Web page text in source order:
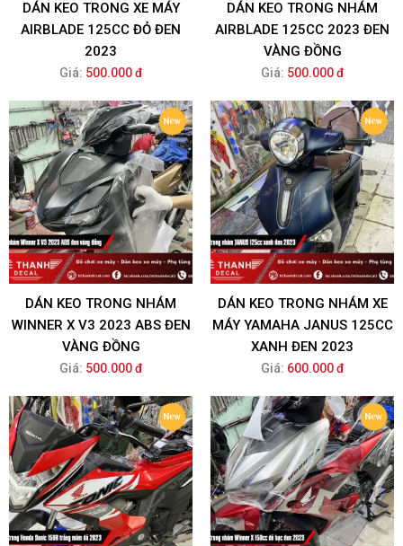
DÁN KEO TRONG XE MÁY
AIRBLADE 125CC ĐỎ ĐEN
2023
Giá: 500.000 đ
DÁN KEO TRONG NHÁM
AIRBLADE 125CC 2023 ĐEN
VÀNG ĐỒNG
Giá: 500.000 đ
DÁN KEO TRONG NHÁM
WINNER X V3 2023 ABS ĐEN
VÀNG ĐỒNG
Giá: 500.000 đ
DÁN KEO TRONG NHÁM XE
MÁY YAMAHA JANUS 125CC
XANH ĐEN 2023
Giá: 600.000 đ